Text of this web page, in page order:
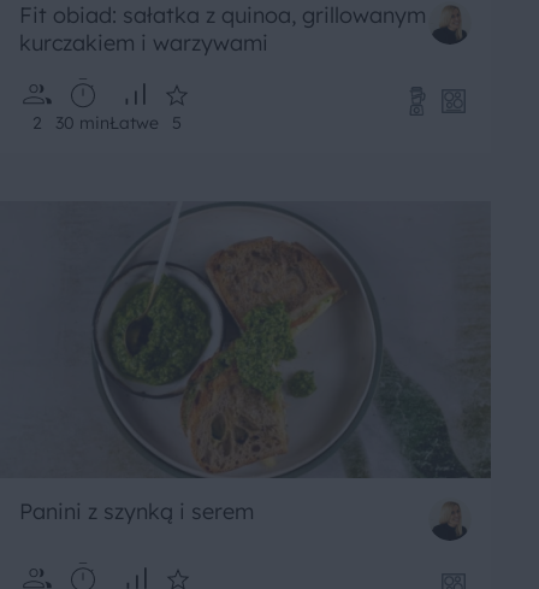
Fit obiad: sałatka z quinoa, grillowanym
kurczakiem i warzywami
2 30 minŁatwe 5
Panini z szynką i serem